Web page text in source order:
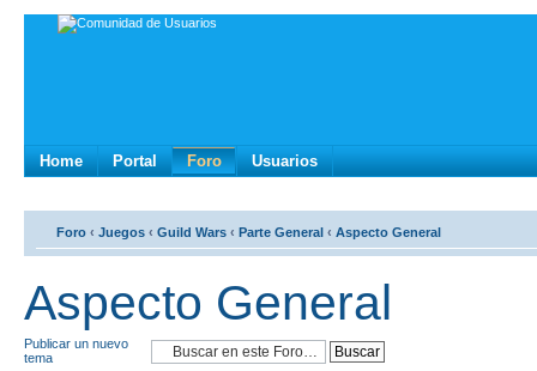
Home Portal Foro Usuarios
Foro ‹ Juegos ‹ Guild Wars ‹ Parte General ‹ Aspecto General
Aspecto General
Publicar un nuevo
tema